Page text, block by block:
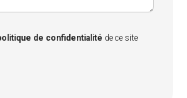
de confidentialité de ce site